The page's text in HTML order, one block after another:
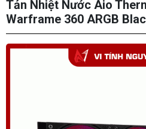
Tản Nhiệt Nước Aio
Warframe 360 ARGB